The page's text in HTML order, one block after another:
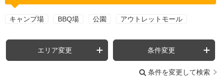
キャンプ場 BBQ場 公園 アウトレットモール
エリア変更 条件変更
条件を変更して検索